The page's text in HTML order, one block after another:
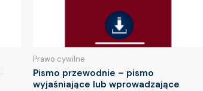
Prawo cywilne
Pismo przewodnie – pismo
wyjaśniające lub wprowadzające